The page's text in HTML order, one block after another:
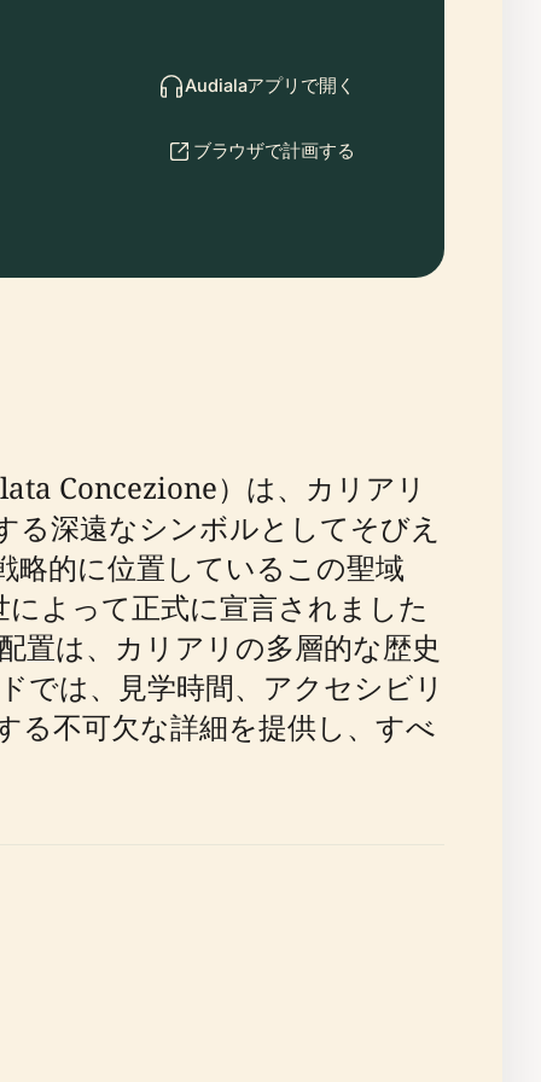
Audialaアプリで開く
ブラウザで計画する
Concezione）は、カリアリ
る深遠なシンボルとしてそびえ
略的に位置しているこの聖域
よって正式に宣言されました
置は、カリアリの多層的な歴史
では、見学時間、アクセシビリ
る不可欠な詳細を提供し、すべ